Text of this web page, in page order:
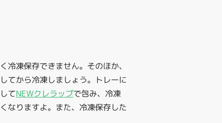
凍保存できません。そのほか、
てから冷凍しましょう。トレーに
てNEWクレラップで包み、冷凍
なりますよ。また、冷凍保存した